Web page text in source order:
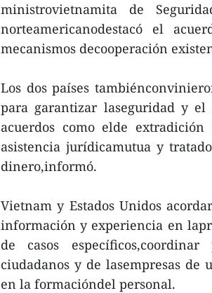
ministrovietnamita de
norteamericanodestacó el
mecanismos decooperación
Los dos países
para garantizar laseguridad y
acuerdos como elde
asistencia jurídicamutua y
dinero,informó.
Vietnam y Estados Unidos
información y experiencia en
de casos
ciudadanos y de lasempresas
en la formacióndel personal.